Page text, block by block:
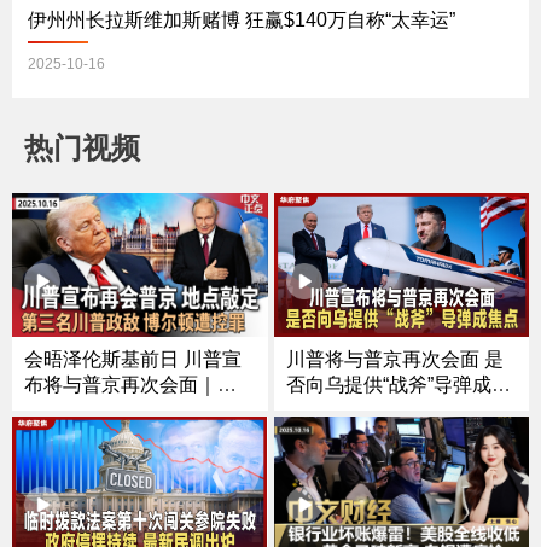
伊州州长拉斯维加斯赌博 狂赢$140万自称“太幸运”
2025-10-16
热门视频
会晤泽伦斯基前日 川普宣
布将与普京再次会面｜芝
官对ICE特工下新命令｜第
三名川普政敌 前国安顾问
博尔顿遭控罪｜涉下药侵
犯多人 南加大中国留学生
被起诉《中文正点》25.10.
川普将与普京再次会面 是
否向乌提供“战斧”导弹成焦